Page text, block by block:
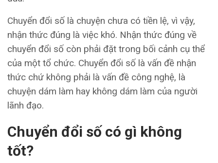
Chuyển đổi số là chuyện chưa có tiền lệ, vì vậy,
nhận thức đúng là việc khó. Nhận thức đúng về
chuyển đổi số còn phải đặt trong bối cảnh cụ thể
của một tổ chức. Chuyển đổi số là vấn đề nhận
thức chứ không phải là vấn đề công nghệ, là
chuyện dám làm hay không dám làm của người
lãnh đạo.
Chuyển đổi số có gì không
tốt?